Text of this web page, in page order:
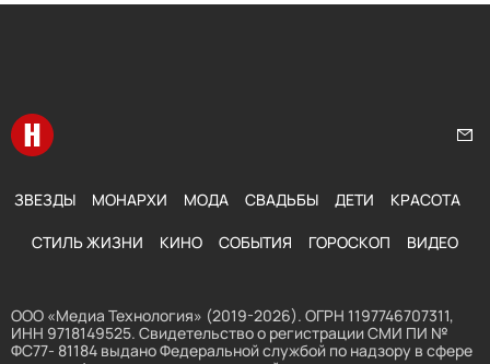
Перейти на главную
ЗВЕЗДЫ МОНАРХИ МОДА СВАДЬБЫ ДЕТИ КРАСОТА
СТИЛЬ ЖИЗНИ КИНО СОБЫТИЯ ГОРОСКОП ВИДЕО
ООО «Медиа Технология» (2019-2026). ОГРН 1197746707311,
ИНН 9718149525. Свидетельство о регистрации СМИ ПИ №
ФС77- 81184 выдано Федеральной службой по надзору в сфере